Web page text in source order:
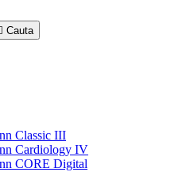
Cauta
Classic III
Cardiology IV
CORE Digital